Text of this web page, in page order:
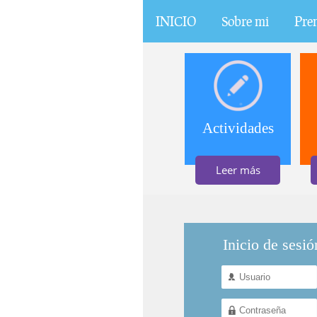
INICIO Sobre mi
Actividades
Leer más
Inicio de
Nombre de usuario*
Contraseña*